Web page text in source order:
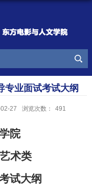
专业面试考试大纲
27 浏览次数： 491
院
术类
试大纲